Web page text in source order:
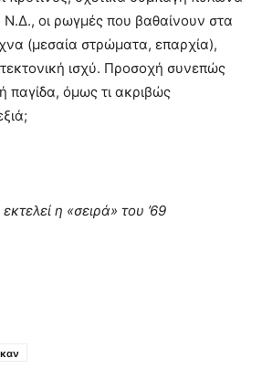
Ν.Δ., οι ρωγμές που βαθαίνουν στα
(μεσαία στρώματα, επαρχία),
ισχύ. Προσοχή συνεπώς
παγίδα, όμως τι ακριβώς
η «σειρά» του ’69